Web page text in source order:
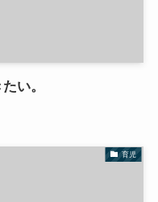
い。
育児